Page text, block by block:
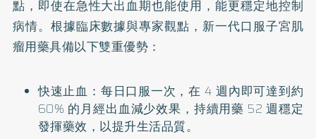
點，即使在急性大出血期也能使用，能更穩定地控制
病情。根據臨床數據與專家觀點，新一代口服子宮肌
瘤用藥具備以下雙重優勢：
快速止血：每日口服一次，在 4 週內即可達到約
60% 的月經出血減少效果，持續用藥 52 週穩定
發揮藥效，以提升生活品質。